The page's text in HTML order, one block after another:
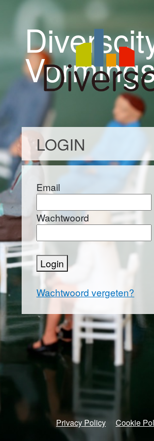
LOGIN
Email
Wachtwoord
Login
Wachtwoord vergeten?
Privacy Policy Cookie